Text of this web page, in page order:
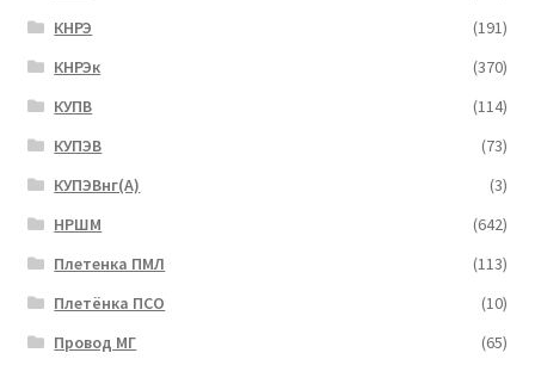
КНРЭ
(191)
КНРЭк
(370)
КУПВ
(114)
КУПЭВ
(73)
КУПЭВнг(А)
(3)
НРШМ
(642)
Плетенка ПМЛ
(113)
Плетёнка ПСО
(10)
Провод МГ
(65)